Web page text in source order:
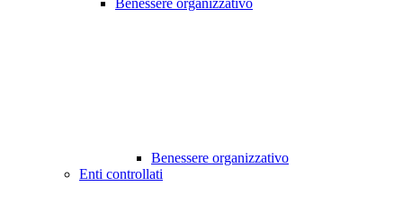
Benessere organizzativo
Benessere organizzativo
Enti controllati